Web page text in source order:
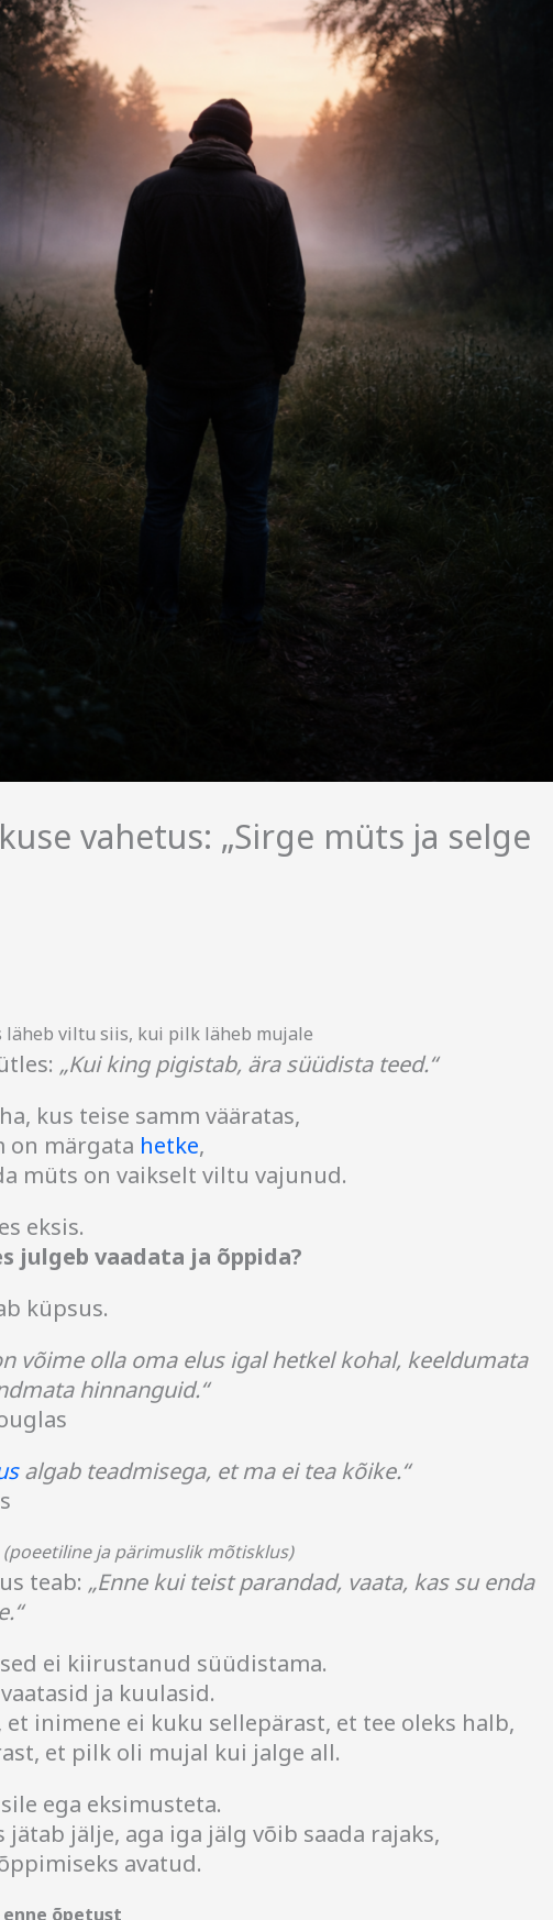
vahetus: „Sirge müts ja selge
läheb viltu siis, kui pilk läheb mujale
„Kui king pigistab, ära süüdista teed.“
kus teise samm vääratas,
on märgata hetke,
müts on vaikselt viltu vajunud.
eksis.
julgeb vaadata ja õppida?
küpsus.
võime olla oma elus igal hetkel kohal, keeldumata
hinnanguid.“
algab teadmisega, et ma ei tea kõike.“
(poeetiline ja pärimuslik mõtisklus)
teab: „Enne kui teist parandad, vaata, kas su enda
ei kiirustanud süüdistama.
ja kuulasid.
et inimene ei kuku sellepärast, et tee oleks halb,
et pilk oli mujal kui jalge all.
ega eksimusteta.
jälje, aga iga jälg võib saada rajaks,
avatud.
õpetust